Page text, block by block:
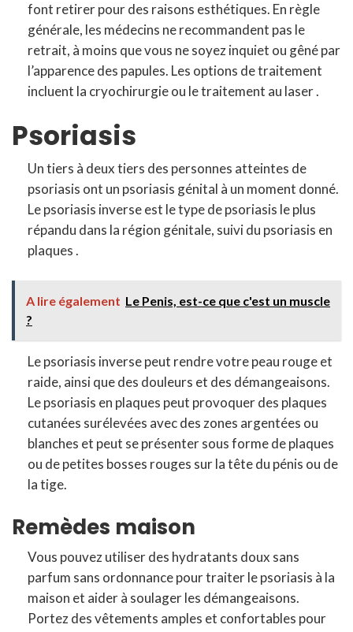
font retirer pour des raisons esthétiques. En règle
générale, les médecins ne recommandent pas le
retrait, à moins que vous ne soyez inquiet ou gêné par
l’apparence des papules. Les options de traitement
incluent la cryochirurgie ou le traitement au laser .
Psoriasis
Un tiers à deux tiers des personnes atteintes de
psoriasis ont un psoriasis génital à un moment donné.
Le psoriasis inverse est le type de psoriasis le plus
répandu dans la région génitale, suivi du psoriasis en
plaques .
A lire également Le Penis, est-ce que c'est un muscle
?
Le psoriasis inverse peut rendre votre peau rouge et
raide, ainsi que des douleurs et des démangeaisons.
Le psoriasis en plaques peut provoquer des plaques
cutanées surélevées avec des zones argentées ou
blanches et peut se présenter sous forme de plaques
ou de petites bosses rouges sur la tête du pénis ou de
la tige.
Remèdes maison
Vous pouvez utiliser des hydratants doux sans
parfum sans ordonnance pour traiter le psoriasis à la
maison et aider à soulager les démangeaisons.
Portez des vêtements amples et confortables pour